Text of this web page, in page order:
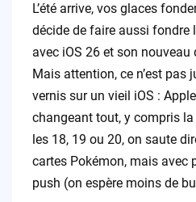
L’été arrive, vos glaces
décide de faire aussi fondre
avec iOS 26 et son
Mais attention, ce n’est pas
vernis sur un vieil iOS :
changeant tout, y compris
les 18, 19 ou 20, on saute
cartes Pokémon, mais avec
push (on espère moins de